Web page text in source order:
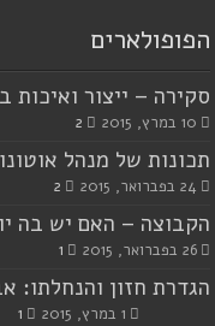
הפופולארים
סקירה – ייצור ואיכות
10 במרץ, 2015 2
תכונות של מנהל
24 בפברואר, 2015 2
הקבוצה – האם יש בה
26 בפברואר, 2015 1
הגדרת חזון והנחלתו:
1 במרץ, 2015 1